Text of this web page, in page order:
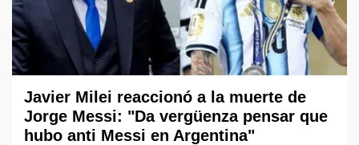
Javier Milei reaccionó a la muerte de
Jorge Messi: "Da vergüenza pensar que
hubo anti Messi en Argentina"